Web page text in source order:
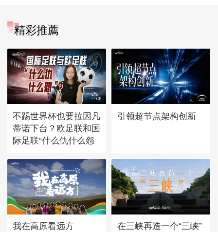
精彩推薦
不踢世界杯也要拉因凡
蒂诺下台？欧足联和国
际足联“什么仇什么怨
引领超节点架构创新
我在高原看远方
在三峡再造一个“三峡”